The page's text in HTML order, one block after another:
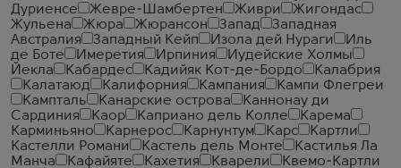
Дуриенсе
Жевре-Шамбертен Живри
Жигондас
Жульена
Жюра Жюрансон Запад
Западная
Австралия
Западный Кейп Изола дей Нураги
Иль
де Боте
Имеретия Ирпиния
Иудейские Холмы
Йекла
Кабардес Кадийяк Кот-де-Бордо
Калабрия
Калатаюд
Калифорния Кампания
Кампи Флегреи
Кампталь
Канарские острова
Каннонау ди
Сардиния
Каор Каприано дель Колле
Карема
Карминьяно
Карнерос Карнунтум Карс
Картли
Кастелли Романи
Кастель дель Монте
Кастилья Ла
Манча
Кафайяте Кахетия Кварели
Квемо-Картли